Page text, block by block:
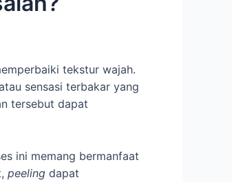
tekstur wajah.
sensasi terbakar yang
tersebut dapat
ini memang bermanfaat
peeling dapat